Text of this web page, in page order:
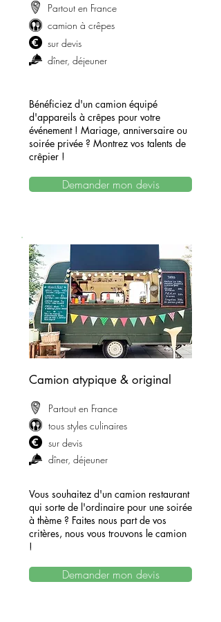
Partout en France
camion à crêpes
sur devis
dîner, déjeuner
Bénéficiez d'un camion équipé
d'appareils à crêpes pour votre
événement ! Mariage, anniversaire ou
soirée privée ? Montrez vos talents de
crêpier !
Demander mon devis
Camion atypique & original
Partout en France
tous styles culinaires
sur devis
dîner, déjeuner
Vous souhaitez d'un camion restaurant
qui sorte de l'ordinaire pour une soirée
à thème ? Faites nous part de vos
critères, nous vous trouvons le camion
!
Demander mon devis